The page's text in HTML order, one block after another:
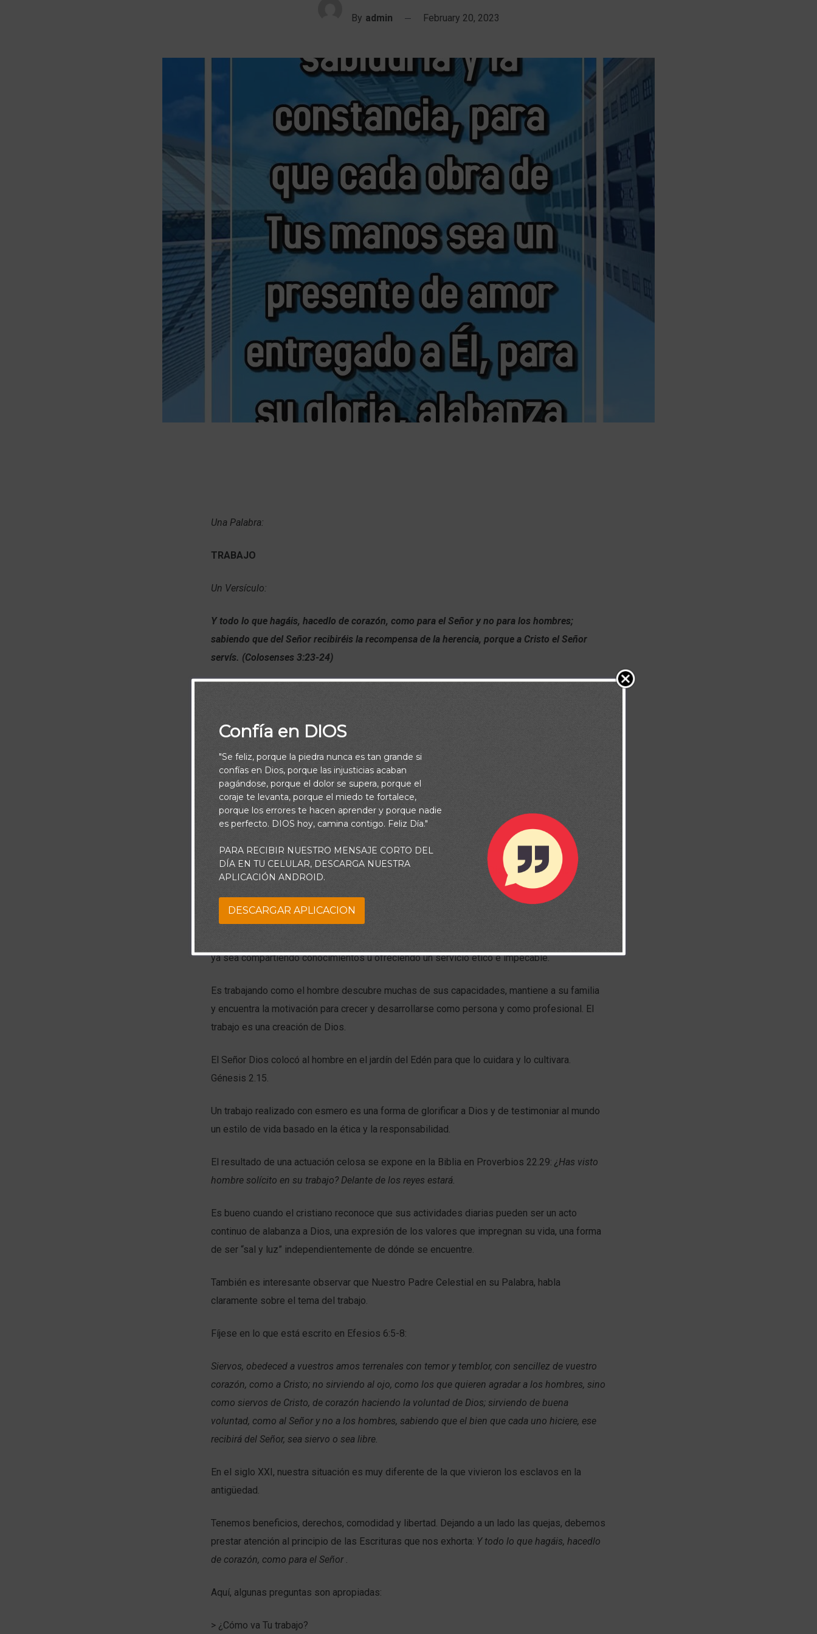
By admin February 20, 2023
Una Palabra:
TRABAJO
Un Versículo:
Y todo lo que hagáis, hacedlo de corazón, como para el Señor y no para los hombres;
sabiendo que del Señor recibiréis la recompensa de la herencia, porque a Cristo el Señor
servís. (Colosenses 3:23-24)
A diferencia de lo que mucha gente piensa, el trabajo es un don y Dios tiene directrices
El trabajo es una bendición. A través de ella el hombre tiene la posibilidad de utilizar sus
ya sea compartiendo conocimientos u ofreciendo un servicio ético e impecable.
Es trabajando como el hombre descubre muchas de sus capacidades, mantiene a su familia
y encuentra la motivación para crecer y desarrollarse como persona y como profesional. El
trabajo es una creación de Dios.
El Señor Dios colocó al hombre en el jardín del Edén para que lo cuidara y lo cultivara.
Génesis 2.15.
Un trabajo realizado con esmero es una forma de glorificar a Dios y de testimoniar al mundo
un estilo de vida basado en la ética y la responsabilidad.
El resultado de una actuación celosa se expone en la Biblia en Proverbios 22.29: ¿Has visto
hombre solícito en su trabajo? Delante de los reyes estará.
Es bueno cuando el cristiano reconoce que sus actividades diarias pueden ser un acto
continuo de alabanza a Dios, una expresión de los valores que impregnan su vida, una forma
de ser “sal y luz” independientemente de dónde se encuentre.
También es interesante observar que Nuestro Padre Celestial en su Palabra, habla
claramente sobre el tema del trabajo.
Fíjese en lo que está escrito en Efesios 6:5-8:
Siervos, obedeced a vuestros amos terrenales con temor y temblor, con sencillez de vuestro
corazón, como a Cristo; no sirviendo al ojo, como los que quieren agradar a los hombres, sino
como siervos de Cristo, de corazón haciendo la voluntad de Dios; sirviendo de buena
voluntad, como al Señor y no a los hombres, sabiendo que el bien que cada uno hiciere, ese
recibirá del Señor, sea siervo o sea libre.
En el siglo XXI, nuestra situación es muy diferente de la que vivieron los esclavos en la
antigüedad.
Tenemos beneficios, derechos, comodidad y libertad. Dejando a un lado las quejas, debemos
prestar atención al principio de las Escrituras que nos exhorta: Y todo lo que hagáis, hacedlo
de corazón, como para el Señor .
Aquí, algunas preguntas son apropiadas:
> ¿Cómo va Tu trabajo?
Confía en DIOS
"Se feliz, porque la piedra nunca es tan grande si
confías en Dios, porque las injusticias acaban
pagándose, porque el dolor se supera, porque el
coraje te levanta, porque el miedo te fortalece,
porque los errores te hacen aprender y porque nadie
es perfecto. DIOS hoy, camina contigo. Feliz Día."
PARA RECIBIR NUESTRO MENSAJE CORTO DEL
DÍA EN TU CELULAR, DESCARGA NUESTRA
APLICACIÓN ANDROID.
DESCARGAR APLICACION